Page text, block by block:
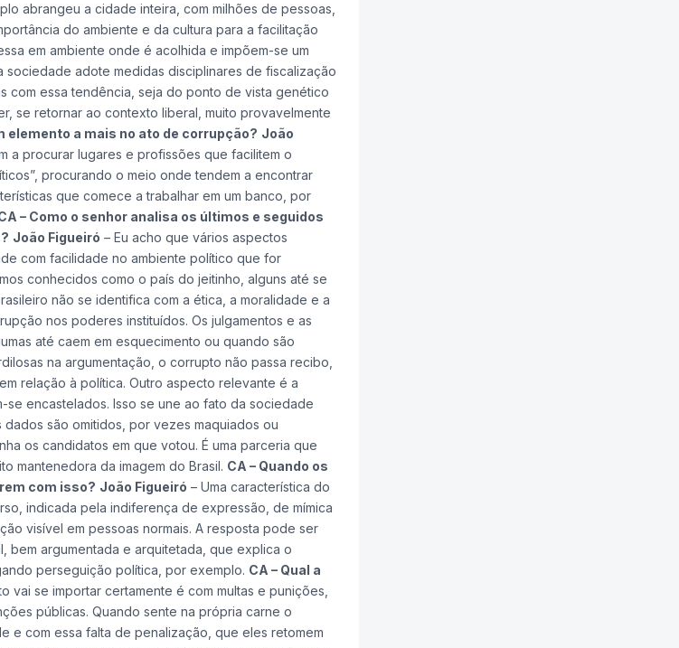
abrangeu a cidade inteira, com milhões de pessoas,
do ambiente e da cultura para a facilitação
em ambiente onde é acolhida e impõem-se um
sociedade adote medidas disciplinares de fiscalização
com essa tendência, seja do ponto de vista genético
se retornar ao contexto liberal, muito provavelmente
elemento a mais no ato de corrupção? João
a procurar lugares e profissões que facilitem o
procurando o meio onde tendem a encontrar
que comece a trabalhar em um banco, por
– Como o senhor analisa os últimos e seguidos
João Figueiró – Eu acho que vários aspectos
com facilidade no ambiente político que for
conhecidos como o país do jeitinho, alguns até se
não se identifica com a ética, a moralidade e a
nos poderes instituídos. Os julgamentos e as
até caem em esquecimento ou quando são
na argumentação, o corrupto não passa recibo,
relação à política. Outro aspecto relevante é a
encastelados. Isso se une ao fato da sociedade
são omitidos, por vezes maquiados ou
os candidatos em que votou. É uma parceria que
mantenedora da imagem do Brasil. CA – Quando os
com isso? João Figueiró – Uma característica do
indicada pela indiferença de expressão, de mímica
visível em pessoas normais. A resposta pode ser
bem argumentada e arquitetada, que explica o
perseguição política, por exemplo. CA – Qual a
vai se importar certamente é com multas e punições,
públicas. Quando sente na própria carne o
e com essa falta de penalização, que eles retomem